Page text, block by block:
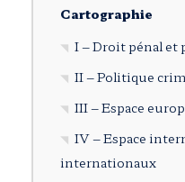
Cartographie
I – Droit pénal et
II – Politique
III – Espace
IV – Espace
internationaux